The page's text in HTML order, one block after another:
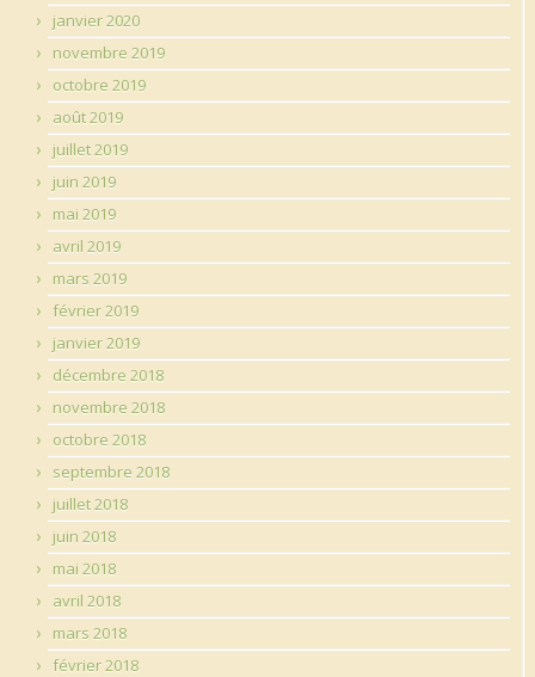
janvier 2020
novembre 2019
octobre 2019
août 2019
juillet 2019
juin 2019
mai 2019
avril 2019
mars 2019
février 2019
janvier 2019
décembre 2018
novembre 2018
octobre 2018
septembre 2018
juillet 2018
juin 2018
mai 2018
avril 2018
mars 2018
février 2018